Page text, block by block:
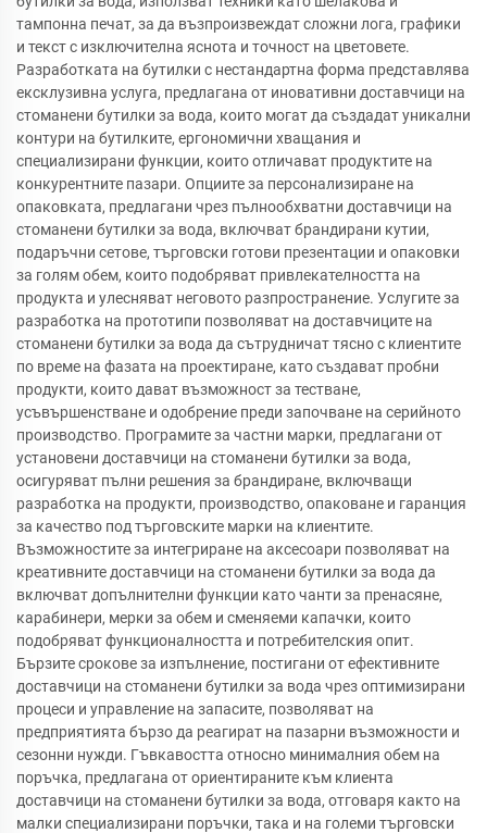
тампонна печат, за да възпроизвеждат сложни лога, графики
и текст с изключителна яснота и точност на цветовете.
Разработката на бутилки с нестандартна форма представлява
ексклузивна услуга, предлагана от иновативни доставчици на
стоманени бутилки за вода, които могат да създадат уникални
контури на бутилките, ергономични хващания и
специализирани функции, които отличават продуктите на
конкурентните пазари. Опциите за персонализиране на
опаковката, предлагани чрез пълнообхватни доставчици на
стоманени бутилки за вода, включват брандирани кутии,
подаръчни сетове, търговски готови презентации и опаковки
за голям обем, които подобряват привлекателността на
продукта и улесняват неговото разпространение. Услугите за
разработка на прототипи позволяват на доставчиците на
стоманени бутилки за вода да сътрудничат тясно с клиентите
по време на фазата на проектиране, като създават пробни
продукти, които дават възможност за тестване,
усъвършенстване и одобрение преди започване на серийното
производство. Програмите за частни марки, предлагани от
установени доставчици на стоманени бутилки за вода,
осигуряват пълни решения за брандиране, включващи
разработка на продукти, производство, опаковане и гаранция
за качество под търговските марки на клиентите.
Възможностите за интегриране на аксесоари позволяват на
креативните доставчици на стоманени бутилки за вода да
включват допълнителни функции като чанти за пренасяне,
карабинери, мерки за обем и сменяеми капачки, които
подобряват функционалността и потребителския опит.
Бързите срокове за изпълнение, постигани от ефективните
доставчици на стоманени бутилки за вода чрез оптимизирани
процеси и управление на запасите, позволяват на
предприятията бързо да реагират на пазарни възможности и
сезонни нужди. Гъвкавостта относно минималния обем на
поръчка, предлагана от ориентираните към клиента
доставчици на стоманени бутилки за вода, отговаря както на
малки специализирани поръчки, така и на големи търговски